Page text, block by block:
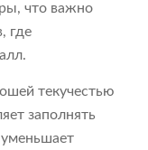
что важно
где
текучестью
заполнять